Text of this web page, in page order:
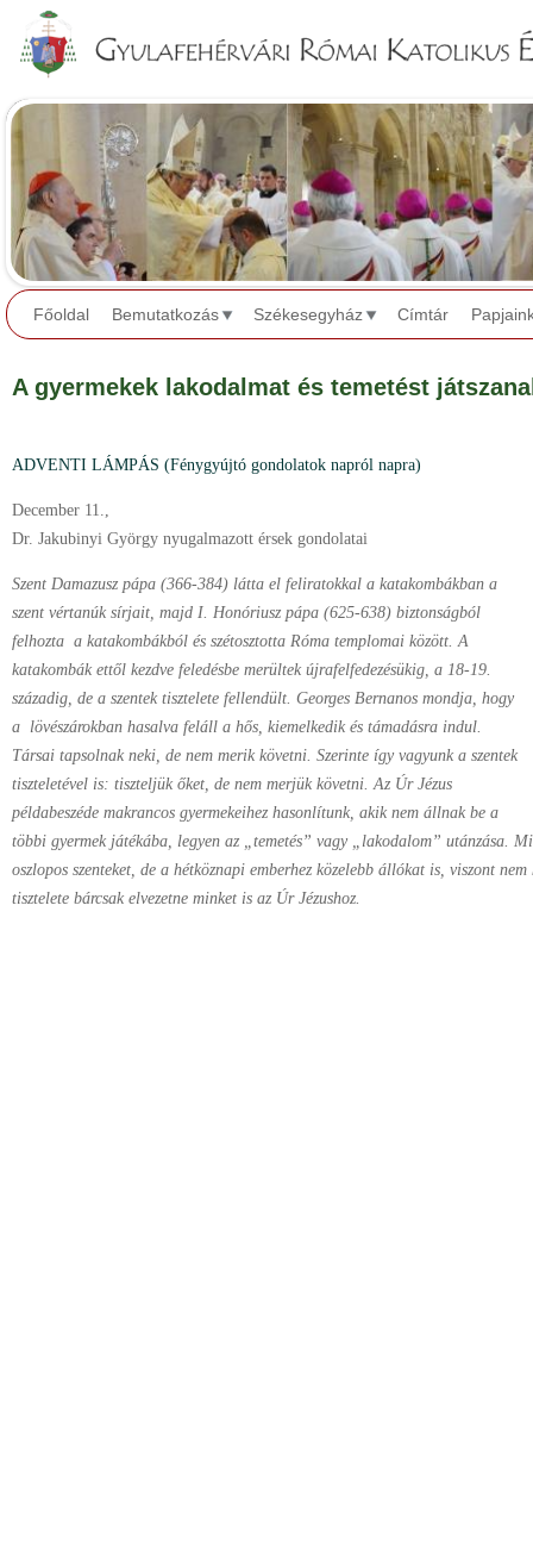
Főoldal Bemutatkozás Székesegyház Címtár
A gyermekek lakodalmat és temetést
ADVENTI LÁMPÁS (Fénygyújtó gondolatok napról napra)
December 11.,
Dr. Jakubinyi György nyugalmazott érsek gondolatai
Szent Damazusz pápa (366-384) látta el feliratokkal a katakombákban a
szent vértanúk sírjait, majd I. Honóriusz pápa (625-638) biztonságból
felhozta a katakombákból és szétosztotta Róma templomai között. A
katakombák ettől kezdve feledésbe merültek újrafelfedezésükig, a 18-19.
századig, de a szentek tisztelete fellendült. Georges Bernanos mondja, hogy
a lövészárokban hasalva feláll a hős, kiemelkedik és támadásra indul.
Társai tapsolnak neki, de nem merik követni. Szerinte így vagyunk a szentek
tiszteletével is: tiszteljük őket, de nem merjük követni. Az Úr Jézus
példabeszéde makrancos gyermekeihez hasonlítunk, akik nem állnak be a
többi gyermek játékába, legyen az „temetés” vagy „lakodalom” utánzása.
oszlopos szenteket, de a hétköznapi emberhez közelebb állókat is, viszont
tisztelete bárcsak elvezetne minket is az Úr Jézushoz.